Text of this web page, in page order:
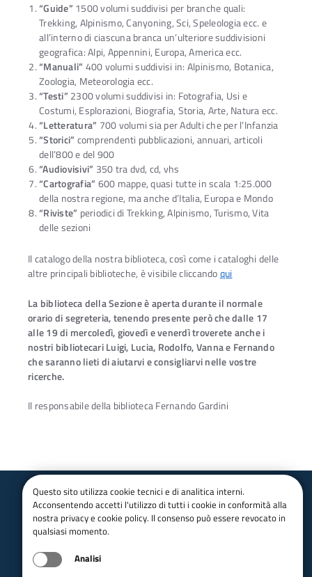
“Guide” 1500 volumi suddivisi per branche quali:
Trekking, Alpinismo, Canyoning, Sci, Speleologia ecc. e
all’interno di ciascuna branca un’ulteriore suddivisioni
geografica: Alpi, Appennini, Europa, America ecc.
“Manuali” 400 volumi suddivisi in: Alpinismo, Botanica,
Zoologia, Meteorologia ecc.
“Testi” 2300 volumi suddivisi in: Fotografia, Usi e
Costumi, Esplorazioni, Biografia, Storia, Arte, Natura ecc.
“Letteratura” 700 volumi sia per Adulti che per l’Infanzia
“Storici” comprendenti pubblicazioni, annuari, articoli
dell’800 e del 900
“Audiovisivi” 350 tra dvd, cd, vhs
“Cartografia” 600 mappe, quasi tutte in scala 1:25.000
della nostra regione, ma anche d’Italia, Europa e Mondo
“Riviste” periodici di Trekking, Alpinismo, Turismo, Vita
delle sezioni
Il catalogo della nostra biblioteca, così come i cataloghi delle
altre principali biblioteche, è visibile cliccandoqui
La biblioteca della Sezione è aperta durante il normale
orario di segreteria, tenendo presente però che dalle 17
alle 19 di mercoledì, giovedì e venerdì troverete anche i
nostri bibliotecari Luigi, Lucia, Rodolfo, Vanna e Fernando
che saranno lieti di aiutarvi e consigliarvi nelle vostre
ricerche.
Il responsabile della biblioteca Fernando Gardini
Club Alpino Italiano
Sezione di Bolzano
email:info@caibolzano.it
pec:bolzano@pec.cai.it
Questo sito utilizza cookie tecnici e di analitica interni.
Acconsentendo accetti l'utilizzo di tutti i cookie in conformità alla
nostra privacy e cookie policy. Il consenso può essere revocato in
qualsiasi momento.
Analisi